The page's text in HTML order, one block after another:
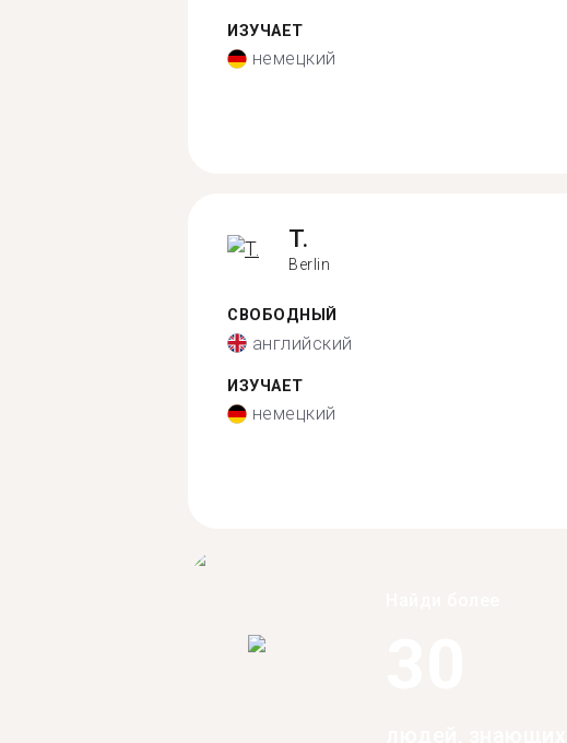
ИЗУЧАЕТ
немецкий
T.
Berlin
СВОБОДНЫЙ
английский
ИЗУЧАЕТ
немецкий